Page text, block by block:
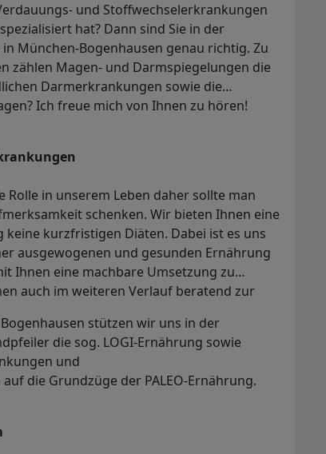
und Stoffwechselerkrankungen
hat? Dann sind Sie in der
München-Bogenhausen genau richtig. Zu
zählen Magen- und Darmspiegelungen die
Darmerkrankungen sowie die
Ich freue mich von Ihnen zu hören!
in unserem Leben daher sollte man
schenken. Wir bieten Ihnen eine
kurzfristigen Diäten. Dabei ist es uns
ausgewogenen und gesunden Ernährung
Ihnen eine machbare Umsetzung zu
auch im weiteren Verlauf beratend zur
stützen wir uns in der
die sog. LOGI-Ernährung sowie
und
die Grundzüge der PALEO-Ernährung.